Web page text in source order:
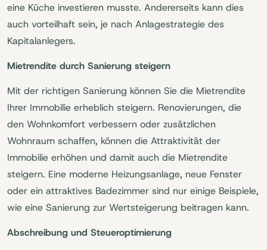
eine Küche investieren musste. Andererseits kann dies
auch vorteilhaft sein, je nach Anlagestrategie des
Kapitalanlegers.
Mietrendite durch Sanierung steigern
Mit der richtigen Sanierung können Sie die Mietrendite
Ihrer Immobilie erheblich steigern. Renovierungen, die
den Wohnkomfort verbessern oder zusätzlichen
Wohnraum schaffen, können die Attraktivität der
Immobilie erhöhen und damit auch die Mietrendite
steigern. Eine moderne Heizungsanlage, neue Fenster
oder ein attraktives Badezimmer sind nur einige Beispiele,
wie eine Sanierung zur Wertsteigerung beitragen kann.
Abschreibung und Steueroptimierung